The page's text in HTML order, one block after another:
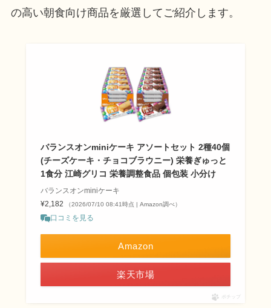
の高い朝食向け商品を厳選してご紹介します。
バランスオンminiケーキ アソートセット 2種40個
(チーズケーキ・チョコブラウニー) 栄養ぎゅっと
1食分 江崎グリコ 栄養調整食品 個包装 小分け
バランスオンminiケーキ
¥2,182
（2026/07/10 08:41時点 | Amazon調べ）
口コミを見る
Amazon
楽天市場
ポチップ